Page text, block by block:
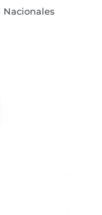
Nacionales